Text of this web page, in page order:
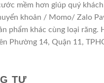
mềm hơn giúp quý
khoản / Momo/ Zalo
phẩm khác cùng loại
Phường 14, Quận 11,
TỰ